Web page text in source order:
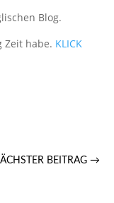
Blog.
Zeit habe. KLICK
BEITRAG →